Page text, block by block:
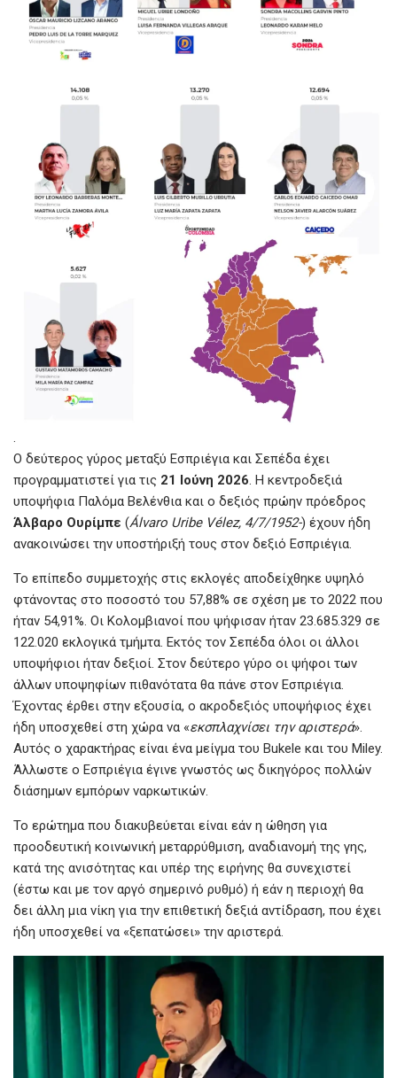
.
Ο δεύτερος γύρος μεταξύ Εσπριέγια και Σεπέδα έχει
προγραμματιστεί για τις 21 Ιούνη 2026. Η κεντροδεξιά
υποψήφια Παλόμα Βελένθια και ο δεξιός πρώην πρόεδρος
Άλβαρο Ουρίμπε (Álvaro Uribe Vélez, 4/7/1952-) έχουν ήδη
ανακοινώσει την υποστήριξή τους στον δεξιό Εσπριέγια.
Το επίπεδο συμμετοχής στις εκλογές αποδείχθηκε υψηλό
φτάνοντας στο ποσοστό του 57,88% σε σχέση με το 2022 που
ήταν 54,91%. Οι Κολομβιανοί που ψήφισαν ήταν 23.685.329 σε
122.020 εκλογικά τμήμτα. Εκτός τον Σεπέδα όλοι οι άλλοι
υποψήφιοι ήταν δεξιοί. Στον δεύτερο γύρο οι ψήφοι των
άλλων υποψηφίων πιθανότατα θα πάνε στον Εσπριέγια.
Έχοντας έρθει στην εξουσία, ο ακροδεξιός υποψήφιος έχει
ήδη υποσχεθεί στη χώρα να «εκσπλαχνίσει τηναριστερά».
Αυτός ο χαρακτήρας είναι ένα μείγμα του Bukele και του Miley.
Άλλωστε ο Εσπριέγια έγινε γνωστός ως δικηγόρος πολλών
διάσημων εμπόρων ναρκωτικών.
Το ερώτημα που διακυβεύεται είναι εάν η ώθηση για
προοδευτική κοινωνική μεταρρύθμιση, αναδιανομή της γης,
κατά της ανισότητας και υπέρ της ειρήνης θα συνεχιστεί
(έστω και με τον αργό σημερινό ρυθμό) ή εάν η περιοχή θα
δει άλλη μια νίκη για την επιθετική δεξιά αντίδραση, που έχει
ήδη υποσχεθεί να «ξεπατώσει» την αριστερά.